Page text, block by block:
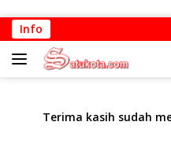
Langsung
ke
konten
Info
Terima kasih sudah